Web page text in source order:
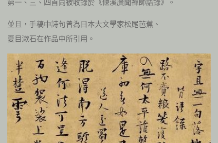
第一、三、四首同被收錄於《偃溪廣聞禪師語錄》。
並且，手稿中詩句曾為日本大文學家松尾芭蕉、
夏目漱石在作品中所引用。